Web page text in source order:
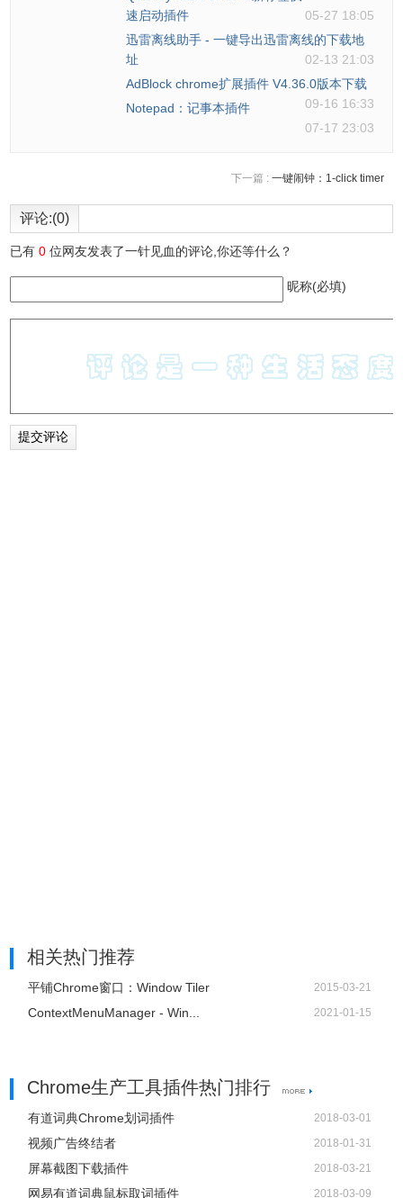
速启动插件
05-27 18:05
迅雷离线助手 - 一键导出迅雷离线的下载地
址
02-13 21:03
AdBlock chrome扩展插件 V4.36.0版本下载
09-16 16:33
Notepad：记事本插件
07-17 23:03
下一篇 : 一键闹钟：1-click timer
评论:(0)
已有0 位网友发表了一针见血的评论,你还等什么？
昵称(必填)
相关热门推荐
平铺Chrome窗口：Window Tiler 2015-03-21
ContextMenuManager - Win... 2021-01-15
Chrome生产工具插件热门排行
有道词典Chrome划词插件 2018-03-01
视频广告终结者 2018-01-31
屏幕截图下载插件 2018-03-21
网易有道词典鼠标取词插件 2018-03-09